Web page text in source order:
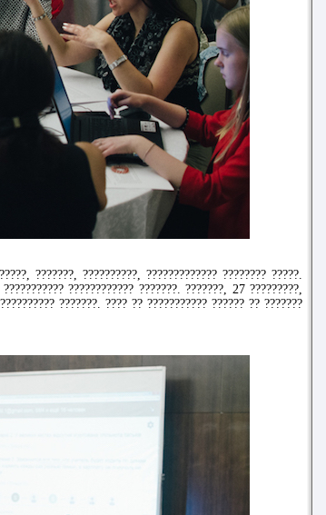
???????, ??????????, ????????????? ???????? ?????.
???????????? ???????. ???????, 27 ?????????,
???????. ???? ?? ??????????? ?????? ?? ???????